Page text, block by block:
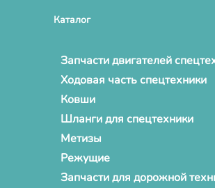
Каталог
Запчасти двигателей
Ходовая часть спецтехники
Ковши
Шланги для спецтехники
Метизы
Режущие
Запчасти для дорожной